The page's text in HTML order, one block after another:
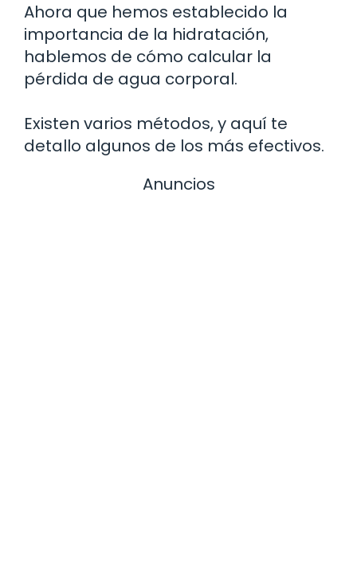
Ahora que hemos establecido la
importancia de la hidratación,
hablemos de cómo calcular la
pérdida de agua corporal.
Existen varios métodos, y aquí te
detallo algunos de los más efectivos.
Anuncios